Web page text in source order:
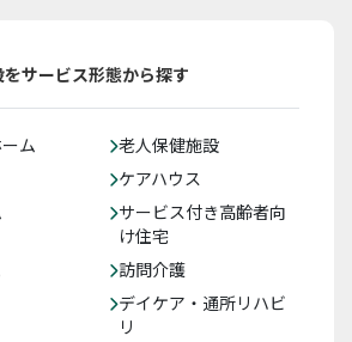
サービス形態から探す
ム
老人保健施設
ケアハウス
サービス付き高齢者向
け住宅
訪問介護
デイケア・通所リハビ
リ